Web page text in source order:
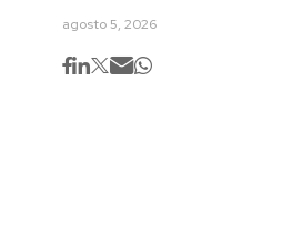
agosto 5, 2026